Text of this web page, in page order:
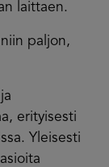
laittaen.
paljon,
erityisesti
Yleisesti